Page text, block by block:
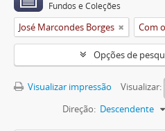
Fundos e Coleções
José Marcondes Borges Com
Opções de
Visualizar impressão
Visualizar:
Direção: Descendente